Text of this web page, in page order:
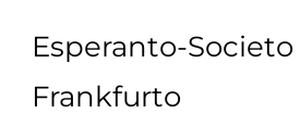
Esperanto-Societo
Frankfurto